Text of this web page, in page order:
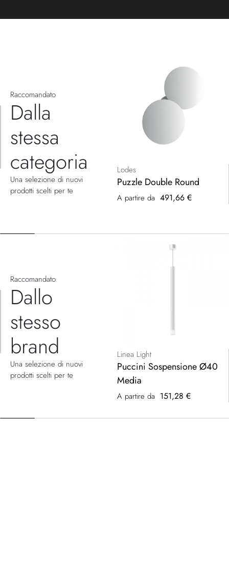
Raccomandato
Dalla
stessa
categoria
Una selezione di nuovi
prodotti scelti per te
Lodes
Puzzle Double Round
A partire da 491,66 €
Raccomandato
Dallo
stesso
brand
Una selezione di nuovi
prodotti scelti per te
Linea Light
Puccini Sospensione Ø40
Media
A partire da 151,28 €